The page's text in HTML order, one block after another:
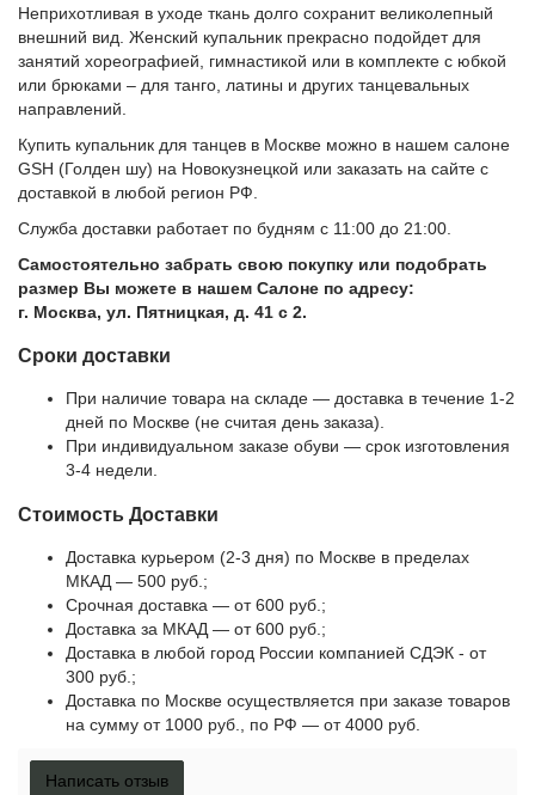
Неприхотливая в уходе ткань долго сохранит великолепный
внешний вид. Женский купальник прекрасно подойдет для
занятий хореографией, гимнастикой или в комплекте с юбкой
или брюками – для танго, латины и других танцевальных
направлений.
Купить купальник для танцев в Москве можно в нашем салоне
GSH (Голден шу) на Новокузнецкой или заказать на сайте с
доставкой в любой регион РФ.
Служба доставки работает по будням с 11:00 до 21:00.
Самостоятельно забрать свою покупку или подобрать
размер Вы можете в нашем Салоне по адресу:
г. Москва, ул. Пятницкая, д. 41 с 2.
Сроки доставки
При наличие товара на складе — доставка в течение 1-2
дней по Москве (не считая день заказа).
При индивидуальном заказе обуви — срок изготовления
3-4 недели.
Стоимость Доставки
Доставка курьером (2-3 дня) по Москве в пределах
МКАД — 500 руб.;
Срочная доставка — от 600 руб.;
Доставка за МКАД — от 600 руб.;
Доставка в любой город России компанией СДЭК - от
300 руб.;
Доставка по Москве осуществляется при заказе товаров
на сумму от 1000 руб., по РФ — от 4000 руб.
Написать отзыв